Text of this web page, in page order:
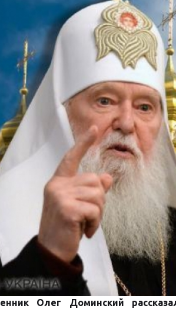
Олег Доминский